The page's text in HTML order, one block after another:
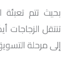
بحيث تتم
تنتقل الزجاجات
إلى مرحلة